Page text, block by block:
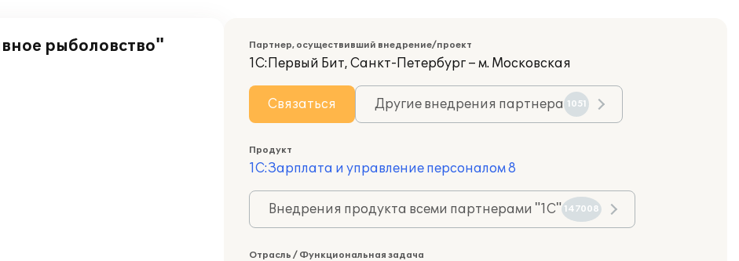
рыболовство" Партнер, осуществивший внедрение/проект
1С:Первый Бит, Санкт-Петербург – м. Московская
Связаться Другие внедрения партнера 1051
Продукт
1С:Зарплата и управление персоналом 8
Внедрения продукта всеми партнерами "1С" 147008
Отрасль / Функциональная задача